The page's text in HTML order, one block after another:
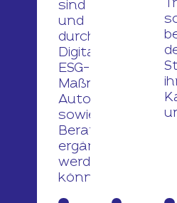
sind
und
durch
Digitalisierung,
ESG-
Maßnahmen,
Automatisierung
sowie
ergänzt
werden
können.